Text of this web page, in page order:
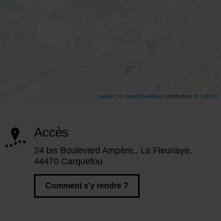
Accès
24 bis Boulevard Ampère,, La Fleuriaye,
44470 Carquefou
Comment s'y rendre ?